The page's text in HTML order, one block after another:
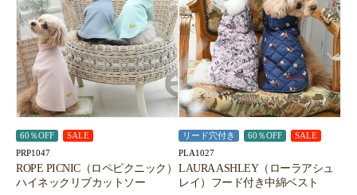
60％OFF SALE
PRP1047
ROPE PICNIC（ロペピクニック）
ハイネックリブカットソー
リード穴付き 60％OFF SALE
PLA1027
LAURA ASHLEY（ローラアシュ
レイ）フード付き中綿ベスト